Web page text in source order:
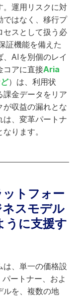
。運用リスクに対
ではなく、移行プ
セスとして扱う必
証機能を備えた
AIを別個のレイ
コアに直接Aria
）は、利用状
課金データをリア
が収益の漏れとな
は、変革パートナ
ります。
トフォー
スモデル
うに支援す
は、単一の価格設
ートナー、およ
ルを、複数の地